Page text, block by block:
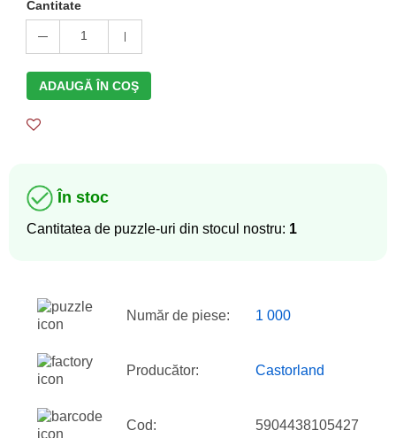
Cantitate
1
ADAUGĂ ÎN COŞ
În stoc
Cantitatea de puzzle-uri din stocul nostru: 1
Număr de piese: 1 000
Producător: Castorland
Cod: 5904438105427